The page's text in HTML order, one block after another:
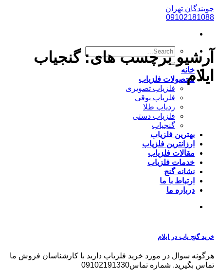
پرش
به
جویندگان تهران
09102181088
خانه
محصولات فلزیاب
فلزیاب تصویری
فلزیاب بوقی
ردیاب طلا
فلزیاب دستی
گنجیاب
بهترین فلزیاب
ارزانترین فلزیاب
مقالات فلزیاب
خدمات فلزیاب
نشانه گنج
ارتباط با ما
درباره ما
آرشیو برچسب های:گنجیاب
ایلام
خرید گنج یاب در ایلام
هرگونه سوال در مورد خرید فلزیاب دارید با کارشناسان فروش ما
تماس بگیرید. شماره تماس09102191330